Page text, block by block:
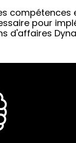
compétences
pour
d'affaires